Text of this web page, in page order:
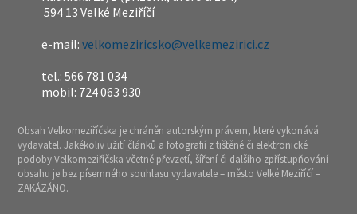
594 13 Velké Meziříčí
e-mail:velkomeziricsko@velkemezirici.cz
tel.: 566 781 034
mobil: 724 063 930
Obsah Velkomeziříčska je chráněn autorským právem, které vykonává
vydavatel. Jakékoliv užití článků a fotografií z tištěné či elektronické
podoby Velkomeziříčska včetně převzetí, šíření či dalšího zpřístupňování
obsahu je bez písemného souhlasu vydavatele – město Velké Meziříčí –
ZAKÁZÁNO.